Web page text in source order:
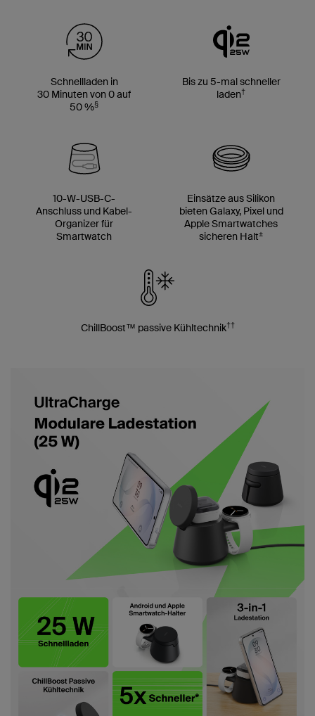
Schnellladen in
30 Minuten von 0 auf
50 %§
Bis zu 5-mal schneller
laden†
10-W-USB-C-
Anschluss und Kabel-
Organizer für
Smartwatch
Einsätze aus Silikon
bieten Galaxy, Pixel und
Apple Smartwatches
sicheren Halt±
ChillBoost™ passive Kühltechnik††